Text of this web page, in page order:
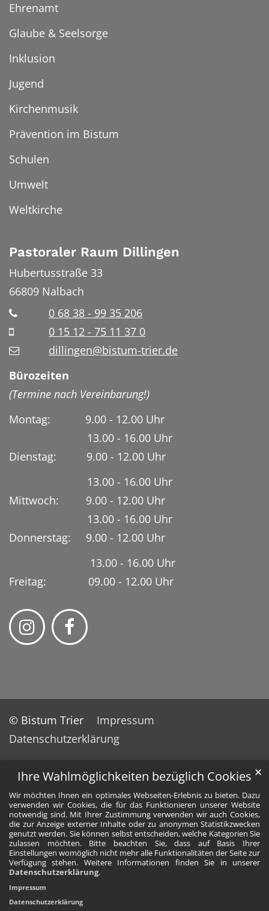
Ihre Wahlmöglichkeiten bezüglich Cookies
Wir möchten Ihnen ein optimales Webseiten-Erlebnis zu bieten. Dazu
verwenden wir Cookies, die für das Funktionieren unserer Website
notwendig sind. Mit Ihrer Zustimmung verwenden wir auch Cookies,
die zur Anzeige externer Inhalte oder zu anonymen Statistikzwecken
genutzt werden. Sie können selbst entscheiden, welche Kategorien Sie
zulassen möchten. Bitte beachten Sie, dass auf Basis Ihrer
Einstellungen womöglich nicht mehr alle Funktionalitäten der Seite zur
Verfügung stehen. Weitere Informationen finden Sie in unserer
Datenschutzerklärung.
✕
Impressum
Datenschutzerklärung
Ehrenamt
Glaube & Seelsorge
Inklusion
Jugend
Kirchenmusik
Prävention im Bistum
Schulen
Umwelt
Weltkirche
Pastoraler Raum Dillingen
Hubertusstraße 33
66809 Nalbach
0 68 38 - 99 35 206
0 15 12 - 75 11 37 0
dillingen@bistum-trier.de
Bürozeiten
(Termine nach Vereinbarung!)
Montag: 9.00 - 12.00 Uhr
13.00 - 16.00 Uhr
Dienstag:
9.00 - 12.00 Uhr
13.00 - 16.00 Uhr
Mittwoch: 9.00 - 12.00 Uhr
13.00 - 16.00 Uhr
Donnerstag: 9.00 - 12.00 Uhr
13.00 - 16.00 Uhr
Freitag: 09.00 - 12.00 Uhr
© Bistum Trier
Impressum
Datenschutzerklärung